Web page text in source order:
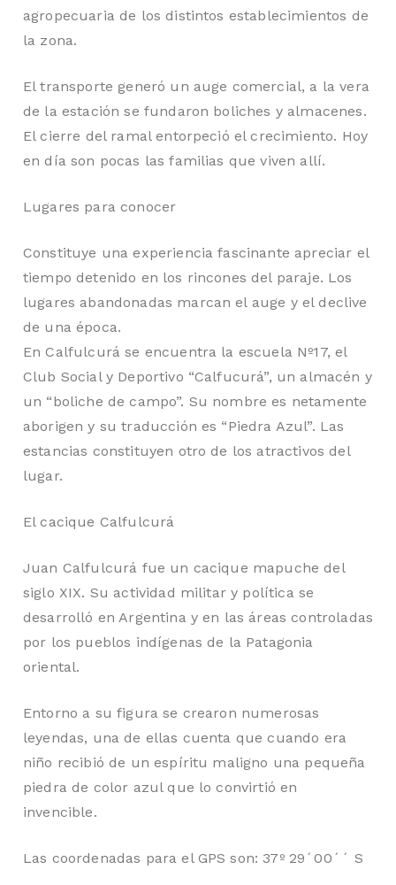
agropecuaria de los distintos establecimientos de
la zona.
El transporte generó un auge comercial, a la vera
de la estación se fundaron boliches y almacenes.
El cierre del ramal entorpeció el crecimiento. Hoy
en día son pocas las familias que viven allí.
Lugares para conocer
Constituye una experiencia fascinante apreciar el
tiempo detenido en los rincones del paraje. Los
lugares abandonadas marcan el auge y el declive
de una época.
En Calfulcurá se encuentra la escuela Nº17, el
Club Social y Deportivo “Calfucurá”, un almacén y
un “boliche de campo”. Su nombre es netamente
aborigen y su traducción es “Piedra Azul”. Las
estancias constituyen otro de los atractivos del
lugar.
El cacique Calfulcurá
Juan Calfulcurá fue un cacique mapuche del
siglo XIX. Su actividad militar y política se
desarrolló en Argentina y en las áreas controladas
por los pueblos indígenas de la Patagonia
oriental.
Entorno a su figura se crearon numerosas
leyendas, una de ellas cuenta que cuando era
niño recibió de un espíritu maligno una pequeña
piedra de color azul que lo convirtió en
invencible.
Las coordenadas para el GPS son: 37º 29´00´´ S